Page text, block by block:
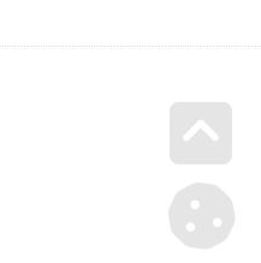
Go